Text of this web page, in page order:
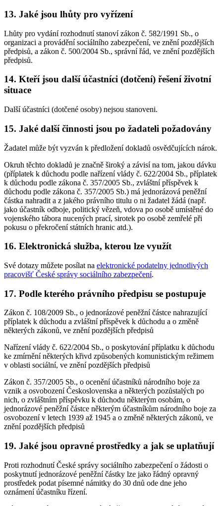
13. Jaké jsou lhůty pro vyřízení
Lhůty pro vydání rozhodnutí stanoví zákon č. 582/1991 Sb., o
organizaci a provádění sociálního zabezpečení, ve znění pozdějších
předpisů, a zákon č. 500/2004 Sb., správní řád, ve znění pozdějších
předpisů.
14. Kteří jsou další účastníci (dotčení) řešení životní
situace
Další účastníci (dotčené osoby) nejsou stanoveni.
15. Jaké další činnosti jsou po žadateli požadovány
Žadatel může být vyzván k předložení dokladů osvědčujících nárok.
Okruh těchto dokladů je značně široký a závisí na tom, jakou dávku
(příplatek k důchodu podle nařízení vlády č. 622/2004 Sb., příplatek
k důchodu podle zákona č. 357/2005 Sb., zvláštní příspěvek k
důchodu podle zákona č. 357/2005 Sb.) má jednorázová peněžní
částka nahradit a z jakého právního titulu o ni žadatel žádá (např.
jako účastník odboje, politický vězeň, vdova po osobě umístěné do
vojenského tábora nucených prací, sirotek po osobě zemřelé při
pokusu o překročení státních hranic atd.).
16. Elektronická služba, kterou lze využít
Své dotazy můžete posílat na elektronické podatelny jednotlivých
pracovišť České správy sociálního zabezpečení.
17. Podle kterého právního předpisu se postupuje
Zákon č. 108/2009 Sb., o jednorázové peněžní částce nahrazující
příplatek k důchodu a zvláštní příspěvek k důchodu a o změně
některých zákonů, ve znění pozdějších předpisů
Nařízení vlády č. 622/2004 Sb., o poskytování příplatku k důchodu
ke zmírnění některých křivd způsobených komunistickým režimem
v oblasti sociální, ve znění pozdějších předpisů
Zákon č. 357/2005 Sb., o ocenění účastníků národního boje za
vznik a osvobození Československa a některých pozůstalých po
nich, o zvláštním příspěvku k důchodu některým osobám, o
jednorázové peněžní částce některým účastníkům národního boje za
osvobození v letech 1939 až 1945 a o změně některých zákonů, ve
znění pozdějších předpisů
19. Jaké jsou opravné prostředky a jak se uplatňují
Proti rozhodnutí České správy sociálního zabezpečení o žádosti o
poskytnutí jednorázové peněžní částky lze jako řádný opravný
prostředek podat písemné námitky do 30 dnů ode dne jeho
oznámení účastníku řízení.